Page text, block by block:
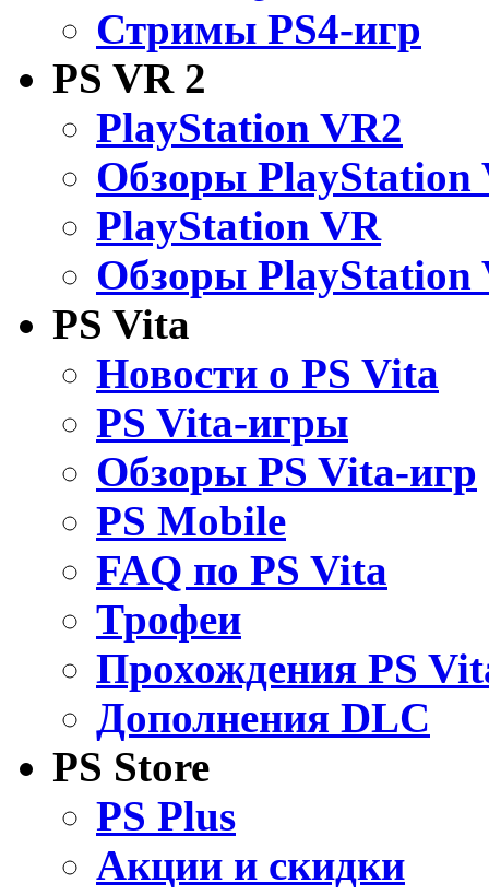
Стримы PS4-игр
PS VR 2
PlayStation VR2
Обзоры PlayStation
PlayStation VR
Обзоры PlayStation
PS Vita
Новости о PS Vita
PS Vita-игры
Обзоры PS Vita-игр
PS Mobile
FAQ по PS Vita
Трофеи
Прохождения PS
Дополнения DLC
PS Store
PS Plus
Акции и скидки